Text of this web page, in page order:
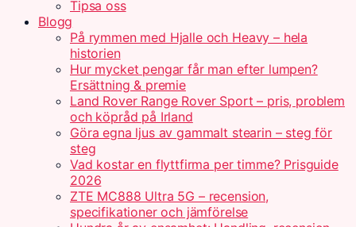
Tipsa oss
Blogg
På rymmen med Hjalle och Heavy – hela
historien
Hur mycket pengar får man efter lumpen?
Ersättning & premie
Land Rover Range Rover Sport – pris, problem
och köpråd på Irland
Göra egna ljus av gammalt stearin – steg för
steg
Vad kostar en flyttfirma per timme? Prisguide
2026
ZTE MC888 Ultra 5G – recension,
specifikationer och jämförelse